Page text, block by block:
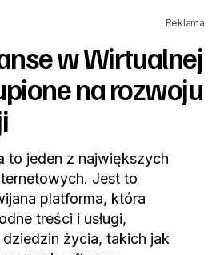
Reklama
w Wirtualnej
na rozwoju
to jeden z największych
Jest to
platforma, która
treści i usługi,
życia, takich jak